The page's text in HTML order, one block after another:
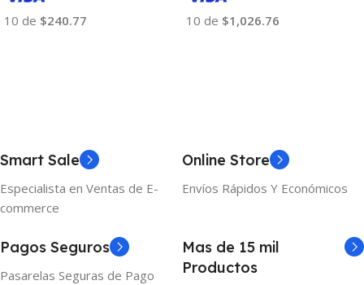
10 de $240.77 10 de $1,026.76
Smart Sale
Especialista en Ventas de E-
commerce
Online Store
Envíos Rápidos Y Económicos
Pagos Seguros
Pasarelas Seguras de Pago
Mas de 15 mil
Productos